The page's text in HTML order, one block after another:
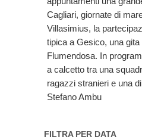
Cagliari, giornate di
Villasimius, la
tipica a Gesico, una
Flumendosa. In
a calcetto tra una
ragazzi stranieri e una
Stefano Ambu
FILTRA PER DATA